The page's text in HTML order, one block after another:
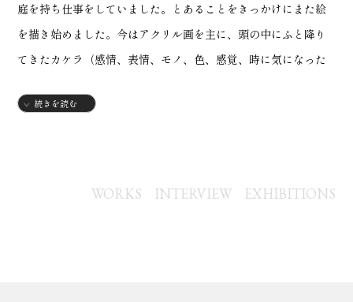
庭を持ち仕事をしていました。とあることをきっかけにまた絵
を描き始めました。今はアクリル画を主に、頭の中にふと降り
てきたカケラ（感情、表情、モノ、色、感覚、時に気になった
続きを読む
WORKS INTERVIEW EXHIBITIONS